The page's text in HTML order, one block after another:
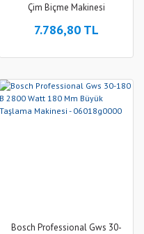
Çim Biçme Makinesi
7.786,80 TL
Bosch Professional Gws 30-